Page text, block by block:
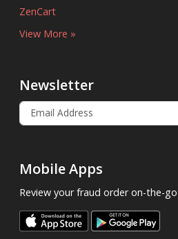
ZenCart
View More »
Newsletter
Mobile Apps
Review your fraud order on-the-